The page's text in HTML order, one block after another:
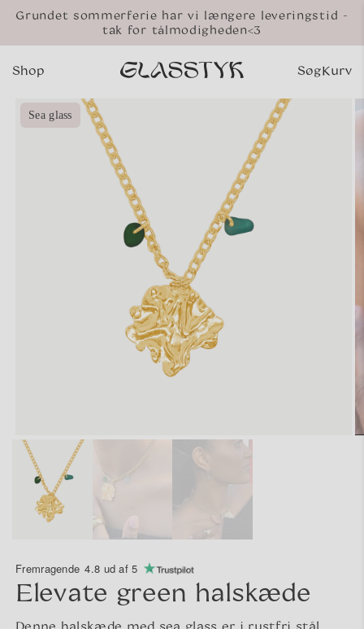
Gå til
Grundet sommerferie har vi længere leveringstid -
tak for tålmodigheden<3
Shop SøgKurv
Sea glass
Fremragende 4.8 ud af 5
Elevate green halskæde
Denne halskæde med sea glass er i rustfri stål